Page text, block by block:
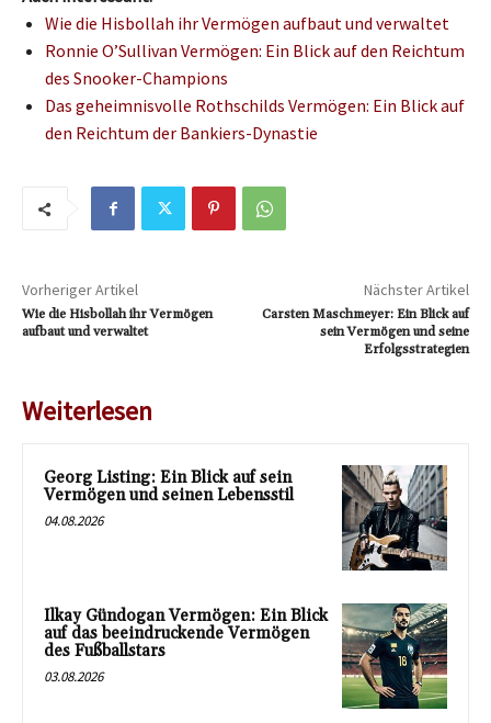
Wie die Hisbollah ihr Vermögen aufbaut und verwaltet
Ronnie O’Sullivan Vermögen: Ein Blick auf den Reichtum
des Snooker-Champions
Das geheimnisvolle Rothschilds Vermögen: Ein Blick auf
den Reichtum der Bankiers-Dynastie
Vorheriger Artikel
Wie die Hisbollah ihr Vermögen
aufbaut und verwaltet
Nächster Artikel
Carsten Maschmeyer: Ein Blick auf
sein Vermögen und seine
Erfolgsstrategien
Weiterlesen
Georg Listing: Ein Blick auf sein
Vermögen und seinen Lebensstil
04.08.2026
Ilkay Gündogan Vermögen: Ein Blick
auf das beeindruckende Vermögen
des Fußballstars
03.08.2026